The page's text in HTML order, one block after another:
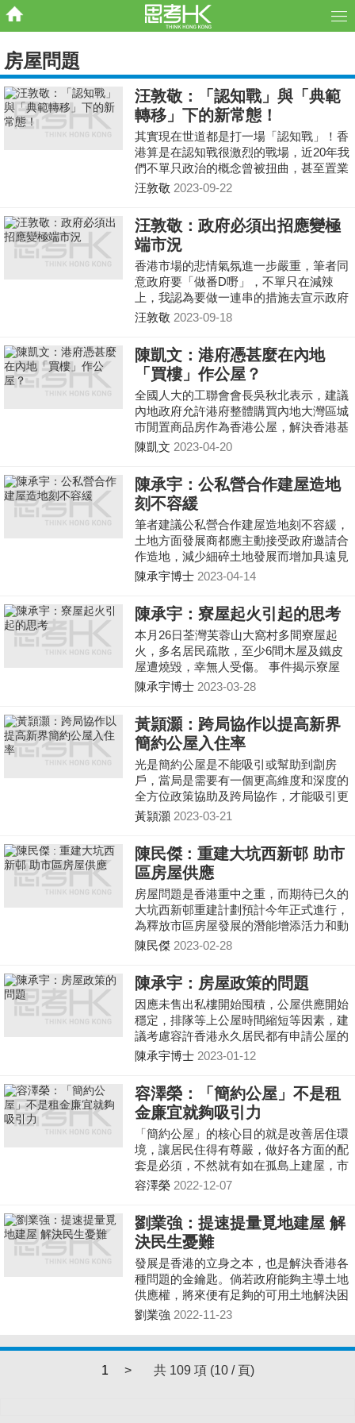
房屋問題
汪敦敬：「認知戰」與「典範
轉移」下的新常態！
其實現在世道都是打一場「認知戰」！香
港算是在認知戰很激烈的戰場，近20年我
們不單只政治的概念曾被扭曲，甚至置業
和奮鬥概念也被扭曲！要振興香港市場，
認為香港的置業概念和奮鬥文化是出了問
題，甚至港人對服務的承諾亦不及以前。
在這「認知戰」中你扮演甚麼角色？我們
見到不少既得利益者的打手，亦有人云亦
云的群眾，也有不滿現狀的發洩者，亦有
希望從唱淡中得益的投機者，筆者仍然堅
守說我認為的真話，至於是否正確，那就
交給時間和看官決定了。
汪敦敬 2023-09-22
汪敦敬：政府必須出招應變極
端市況
香港市場的悲情氣氛進一步嚴重，筆者同
意政府要「做番D嘢」，不單只在減辣
上，我認為要做一連串的措施去宣示政府
在極端悲情之下仍掌握主導性！
汪敦敬 2023-09-18
陳凱文：港府憑甚麼在內地
「買樓」作公屋？
全國人大的工聯會會長吳秋北表示，建議
內地政府允許港府整體購買內地大灣區城
市閒置商品房作為香港公屋，解決香港基
層市民住房困難。 吳秋北的建議，涉及
管轄權的問題，即港府在內地盤下整個小
區之後，港人在裡頭犯法，究竟是歸誰管
的問題。
陳凱文 2023-04-20
陳承宇：公私營合作建屋造地
刻不容緩
筆者建議公私營合作建屋造地刻不容緩，
土地方面發展商都應主動接受政府邀請合
作造地，減少細碎土地發展而增加具遠見
之區域性發展。
陳承宇博士 2023-04-14
陳承宇：寮屋起火引起的思考
本月26日荃灣芙蓉山大窩村多間寮屋起
火，多名居民疏散，至少6間木屋及鐵皮
屋遭燒毀，幸無人受傷。 事件揭示寮屋
鐵皮屋跟劏房問題同樣重要，除了關乎居
房屋局近來都將劏房問題跟簡約公屋掛
勾，因此處置寮屋也不宜怠慢。
陳承宇博士 2023-03-28
黃頴灝：跨局協作以提高新界
簡約公屋入住率
光是簡約公屋是不能吸引或幫助到劏房
戶，當局是需要有一個更高維度和深度的
全方位政策協助及跨局協作，才能吸引更
多劏房戶入住新界區的簡約公屋，這樣才
黃頴灝 2023-03-21
陳民傑 : 重建大坑西新邨 助市
區房屋供應
房屋問題是香港重中之重，而期待已久的
大坑西新邨重建計劃預計今年正式進行，
為釋放市區房屋發展的潛能增添活力和動
力。
陳民傑 2023-02-28
陳承宇：房屋政策的問題
因應未售出私樓開始囤積，公屋供應開始
穩定，排隊等上公屋時間縮短等因素，建
議考慮容許香港永久居民都有申請公屋的
權利，若申請者到時收入資產超過則可考
中產可享有住屋「必需品」的福利。
陳承宇博士 2023-01-12
容澤榮：「簡約公屋」不是租
金廉宜就夠吸引力
「簡約公屋」的核心目的就是改善居住環
境，讓居民住得有尊嚴，做好各方面的配
套是必須，不然就有如在孤島上建屋，市
民寧願住劏房也不會搬去居住。
容澤榮 2022-12-07
劉業強：提速提量覓地建屋 解
決民生憂難
發展是香港的立身之本，也是解決香港各
種問題的金鑰匙。倘若政府能夠主導土地
供應權，將來便有足夠的可用土地解決困
擾香港多年的房屋問題。我期望政府重新
前，謀劃未來，為香港保持長期繁榮穩定
劉業強 2022-11-23
1 > 共 109 項 (10 / 頁)